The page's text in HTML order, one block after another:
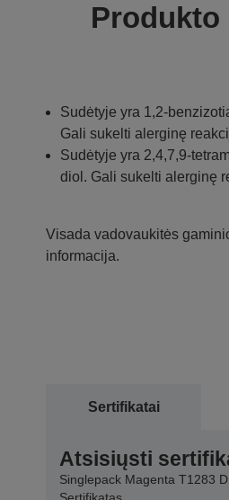
Produkto
Sudėtyje yra 1,2-
Gali sukelti alerginę
Sudėtyje yra 2,4,7,9-
diol. Gali sukelti alerginę
Visada vadovaukitės
informacija.
Sertifikatai
Atsisiųsti
Singlepack Magenta T1283